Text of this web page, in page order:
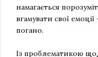
намагається
вгамувати свої
погано.
Із проблематикою